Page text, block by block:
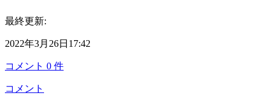
最終更新:
2022年3月26日17:42
コメント 0 件
コメント